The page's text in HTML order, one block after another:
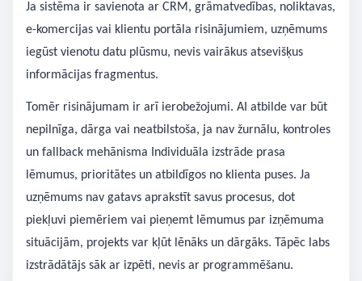
Ja sistēma ir savienota ar CRM, grāmatvedības, noliktavas,
e-komercijas vai klientu portāla risinājumiem, uzņēmums
iegūst vienotu datu plūsmu, nevis vairākus atsevišķus
informācijas fragmentus.
Tomēr risinājumam ir arī ierobežojumi. AI atbilde var būt
nepilnīga, dārga vai neatbilstoša, ja nav žurnālu, kontroles
un fallback mehānisma Individuāla izstrāde prasa
lēmumus, prioritātes un atbildīgos no klienta puses. Ja
uzņēmums nav gatavs aprakstīt savus procesus, dot
piekļuvi piemēriem vai pieņemt lēmumus par izņēmuma
situācijām, projekts var kļūt lēnāks un dārgāks. Tāpēc labs
izstrādātājs sāk ar izpēti, nevis ar programmēšanu.